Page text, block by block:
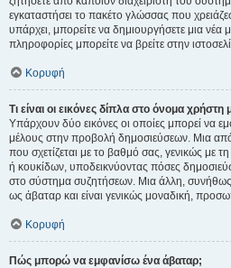
εγκαταστήσει το πακέτο γλώσσας που
υπάρχει, μπορείτε να δημιουργήσετε μια νέα
πληροφορίες μπορείτε να βρείτε στην
Κορυφή
Τι είναι οι εικόνες δίπλα στο όνομα χρήστη
Υπάρχουν δύο εικόνες οι οποίες μπορεί να
μέλους στην προβολή δημοσιεύσεων. Μια από
που σχετίζεται με το βαθμό σας, γενικώς με
ή κουκίδων, υποδεικνύοντας πόσες
στο σύστημα συζητήσεων. Μια άλλη, συνήθως
ως άβαταρ και είναι γενικώς μοναδική,
Κορυφή
Πώς μπορώ να εμφανίσω ένα άβαταρ;